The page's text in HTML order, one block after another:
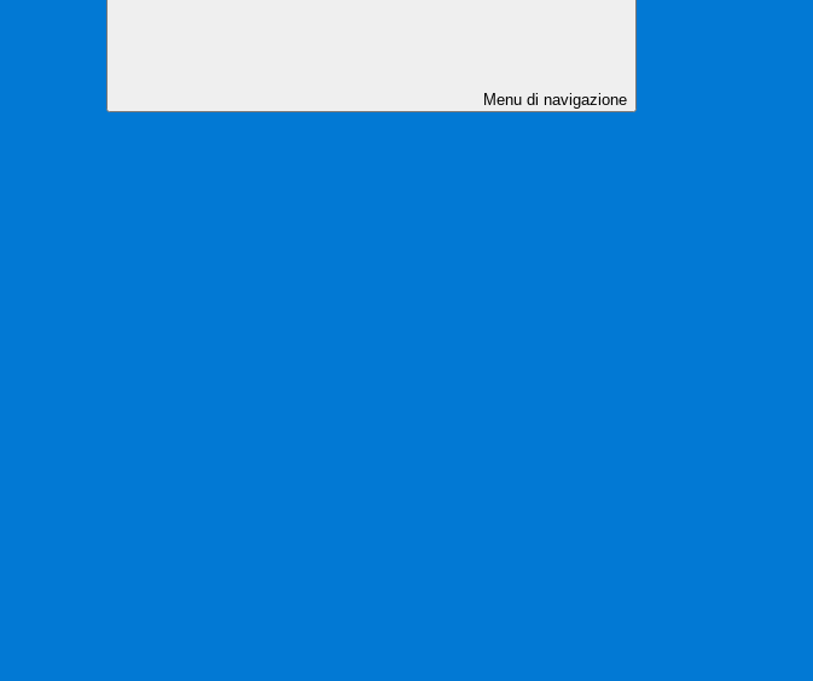
Menu di navigazione